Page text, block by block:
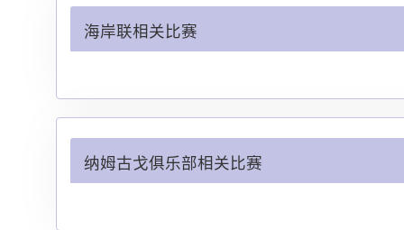
海岸联相关比赛
纳姆古戈俱乐部相关比赛